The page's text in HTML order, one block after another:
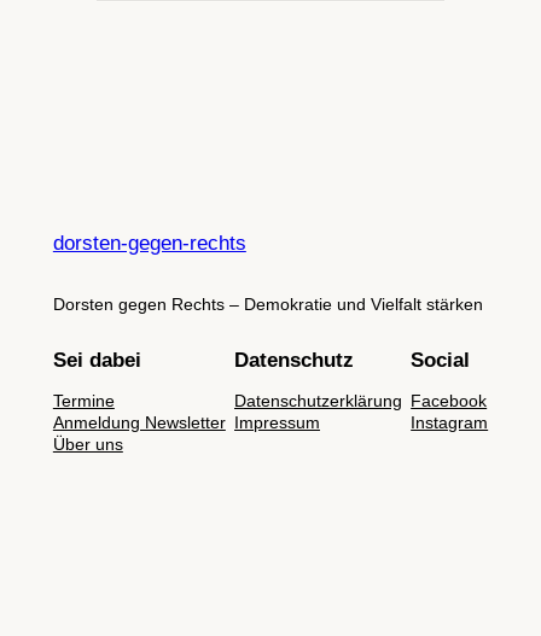
dorsten-gegen-rechts
Dorsten gegen Rechts – Demokratie und Vielfalt stärken
Sei dabei
Termine
Anmeldung Newsletter
Über uns
Datenschutz
Datenschutzerklärung
Impressum
Social
Facebook
Instagram